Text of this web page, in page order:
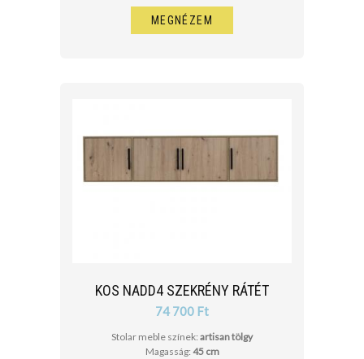
MEGNÉZEM
KOS NADD4 SZEKRÉNY RÁTÉT
74 700 Ft
Stolar meble színek: artisan tölgy
Magasság: 45 cm